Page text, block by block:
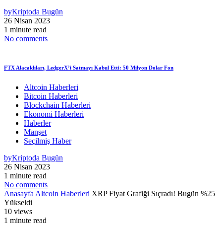
byKriptoda Bugün
26 Nisan 2023
1 minute read
No comments
FTX Alacaklıları, LedgerX’i Satmayı Kabul Etti: 50 Milyon Dolar Fon
Altcoin Haberleri
Bitcoin Haberleri
Blockchain Haberleri
Ekonomi Haberleri
Haberler
Manşet
Seçilmiş Haber
byKriptoda Bugün
26 Nisan 2023
1 minute read
No comments
Anasayfa Altcoin Haberleri XRP Fiyat Grafiği Sıçradı! Bugün %25
Yükseldi
10 views
1 minute read